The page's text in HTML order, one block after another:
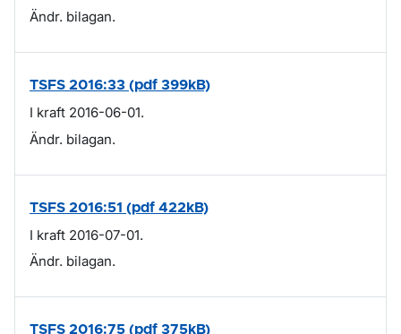
Ändr. bilagan.
TSFS 2016:33 (pdf 399kB)
I kraft 2016-06-01.
Ändr. bilagan.
TSFS 2016:51 (pdf 422kB)
I kraft 2016-07-01.
Ändr. bilagan.
TSFS 2016:75 (pdf 375kB)